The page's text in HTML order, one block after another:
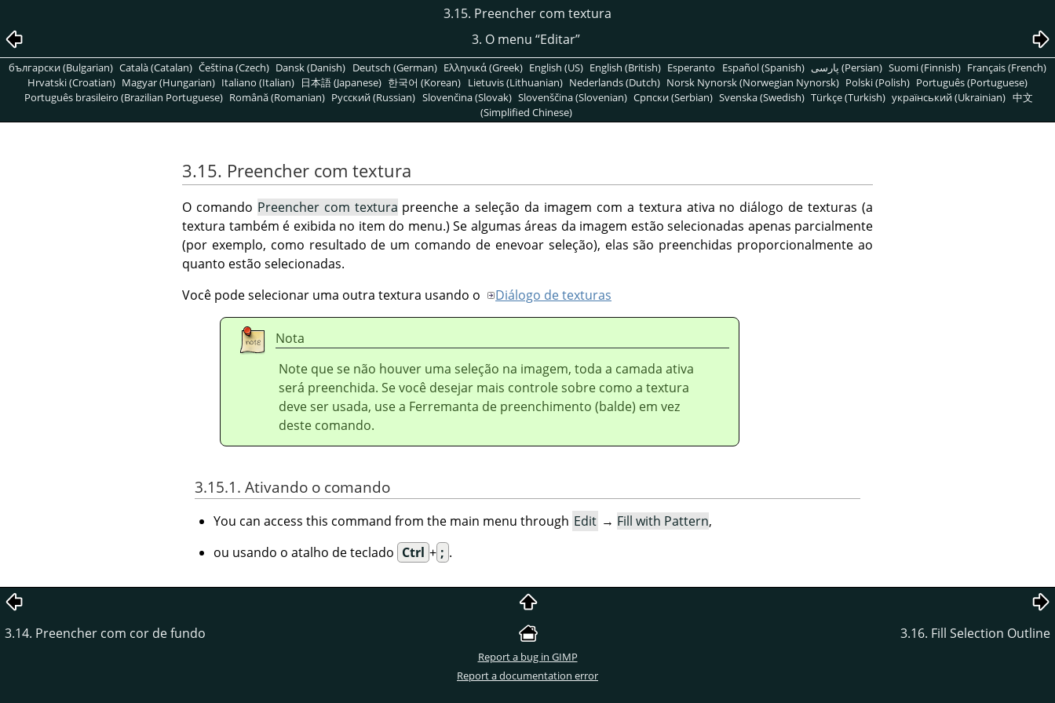
3.15. Preencher com textura
3. O menu “Editar”
български (Bulgarian) Català (Catalan) Čeština (Czech) Dansk (Danish) Deutsch (German) Ελληνικά (Greek) English (US) English (British) Esperanto Español (Spanish) پارسی (Persian) Suomi (Finnish) Français (French)
Hrvatski (Croatian) Magyar (Hungarian) Italiano (Italian) 日本語 (Japanese) 한국어 (Korean) Lietuvis (Lithuanian) Nederlands (Dutch) Norsk Nynorsk (Norwegian Nynorsk) Polski (Polish) Português (Portuguese)
Português brasileiro (Brazilian Portuguese) Română (Romanian) Pусский (Russian) Slovenčina (Slovak) Slovenščina (Slovenian) Српски (Serbian) Svenska (Swedish) Türkçe (Turkish) український (Ukrainian) 中文
(Simplified Chinese)
3.15. Preencher com textura
O comando Preencher com textura preenche a seleção da imagem com a textura ativa no diálogo de texturas (a
textura também é exibida no item do menu.) Se algumas áreas da imagem estão selecionadas apenas parcialmente
(por exemplo, como resultado de um comando de enevoar seleção), elas são preenchidas proporcionalmente ao
quanto estão selecionadas.
Você pode selecionar uma outra textura usando o
Diálogo de texturas
Nota
Note que se não houver uma seleção na imagem, toda a camada ativa
será preenchida. Se você desejar mais controle sobre como a textura
deve ser usada, use a Ferremanta de preenchimento (balde) em vez
deste comando.
3.15.1. Ativando o comando
You can access this command from the main menu through Edit → Fill with Pattern,
ou usando o atalho de teclado Ctrl + ; .
3.14. Preencher com cor de fundo 3.16. Fill Selection Outline
Report a bug in GIMP
Report a documentation error